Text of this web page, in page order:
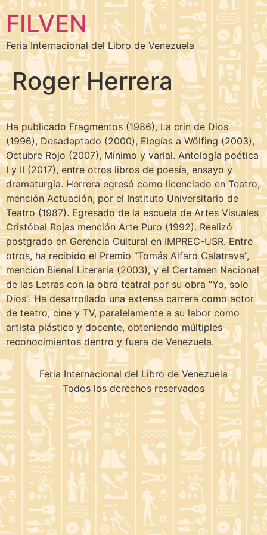
FILVEN
Feria Internacional del Libro de Venezuela
Roger Herrera
Ha publicado Fragmentos (1986), La crin de Dios
(1996), Desadaptado (2000), Elegías a Wölfing (2003),
Octubre Rojo (2007), Mínimo y varial. Antología poética
I y II (2017), entre otros libros de poesía, ensayo y
dramaturgia. Herrera egresó como licenciado en Teatro,
mención Actuación, por el Instituto Universitario de
Teatro (1987). Egresado de la escuela de Artes Visuales
Cristóbal Rojas mención Arte Puro (1992). Realizó
postgrado en Gerencia Cultural en IMPREC-USR. Entre
otros, ha recibido el Premio “Tomás Alfaro Calatrava”,
mención Bienal Literaria (2003), y el Certamen Nacional
de las Letras con la obra teatral por su obra “Yo, solo
Dios”. Ha desarrollado una extensa carrera como actor
de teatro, cine y TV, paralelamente a su labor como
artista plástico y docente, obteniendo múltiples
reconocimientos dentro y fuera de Venezuela.
Feria Internacional del Libro de Venezuela
Todos los derechos reservados